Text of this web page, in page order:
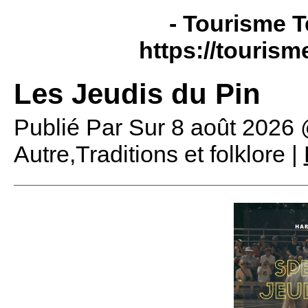
- Tourisme
https://
Les Jeudis du Pin
Publié Par Sur 8 août 2026
Autre,Traditions et folklore |